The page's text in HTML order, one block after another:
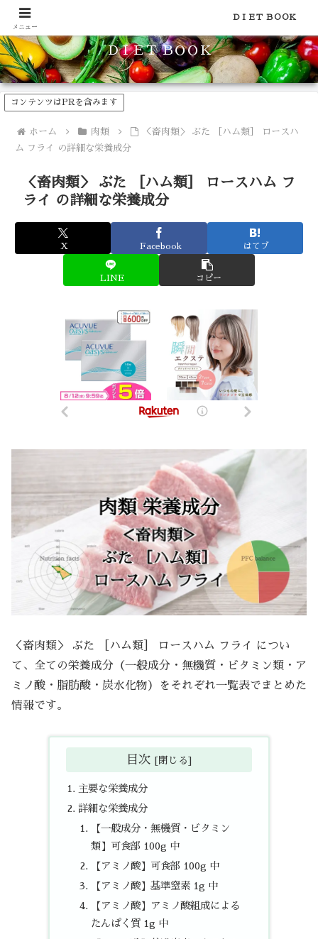
食品のカロリーや糖質などの栄養素がわかる！健康やダイエットに
ＤＩＥＴ ＢＯＯＫ
コンテンツはPRを含みます
ホーム 肉類
＜畜肉類＞ ぶた ［ハム類］ ロースハ
ム フライ の詳細な栄養成分
＜畜肉類＞ ぶた ［ハム類］ ロースハム フ
ライ の詳細な栄養成分
X Facebook はてブ
LINE コピー
＜畜肉類＞ ぶた ［ハム類］ ロースハム フライ につい
て、全ての栄養成分（一般成分・無機質・ビタミン類・ア
ミノ酸・脂肪酸・炭水化物）をそれぞれ一覧表でまとめた
情報です。
目次
主要な栄養成分
詳細な栄養成分
【一般成分・無機質・ビタミン
類】可食部 100g 中
【アミノ酸】可食部 100g 中
【アミノ酸】基準窒素 1g 中
【アミノ酸】アミノ酸組成による
たんぱく質 1g 中
メニュー
ＤＩＥＴ ＢＯＯＫ